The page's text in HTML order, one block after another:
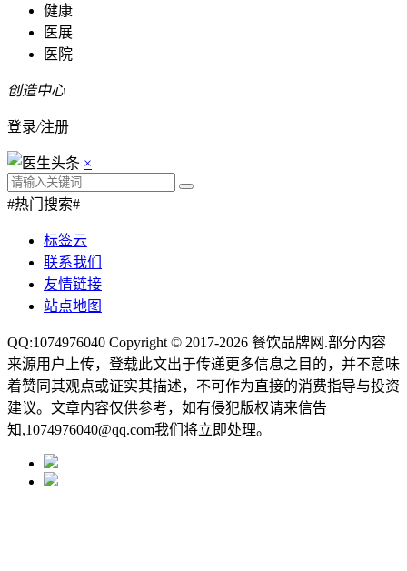
健康
医展
医院
创造中心
登录/注册
×
#热门搜索#
标签云
联系我们
友情链接
站点地图
QQ:1074976040 Copyright © 2017-2026 餐饮品牌网 .部分内容
来源用户上传，登载此文出于传递更多信息之目的，并不意味
着赞同其观点或证实其描述，不可作为直接的消费指导与投资
建议。文章内容仅供参考，如有侵犯版权请来信告
知,1074976040@qq.com我们将立即处理。